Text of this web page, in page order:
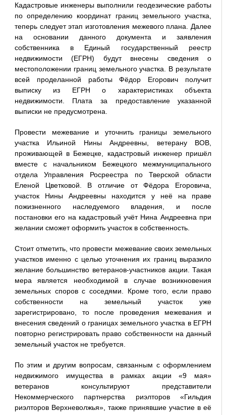
Кадастровые инженеры выполнили геодезические работы
по определению координат границ земельного участка,
теперь следует этап изготовления межевого плана. Далее
на основании данного документа и заявления
собственника в Единый государственный реестр
недвижимости (ЕГРН) будут внесены сведения о
местоположении границ земельного участка. В результате
всей проделанной работы Фёдор Егорович получит
выписку из ЕГРН о характеристиках объекта
недвижимости. Плата за предоставление указанной
выписки не предусмотрена.
Провести межевание и уточнить границы земельного
участка Ильиной Нины Андреевны, ветерану ВОВ,
проживающей в Бежецке, кадастровый инженер пришёл
вместе с начальником Бежецкого межмуниципального
отдела Управления Росреестра по Тверской области
Еленой Цветковой. В отличие от Фёдора Егоровича,
участок Нины Андреевны находится у неё на праве
пожизненного наследуемого владения, и после
постановки его на кадастровый учёт Нина Андреевна при
желании сможет оформить участок в собственность.
Стоит отметить, что провести межевание своих земельных
участков именно с целью уточнения их границ выразило
желание большинство ветеранов-участников акции. Такая
мера является необходимой в случае возникновения
земельных споров с соседями. Кроме того, если право
собственности на земельный участок уже
зарегистрировано, то после проведения межевания и
внесения сведений о границах земельного участка в ЕГРН
повторно регистрировать право собственности на данный
земельный участок не требуется.
По этим и другим вопросам, связанным с оформлением
недвижимого имущества в рамках акции «9 мая»
ветеранов консультируют представители
Некоммерческого партнерства риэлторов «Гильдия
риэлторов Верхневолжья», также принявшие участие в её